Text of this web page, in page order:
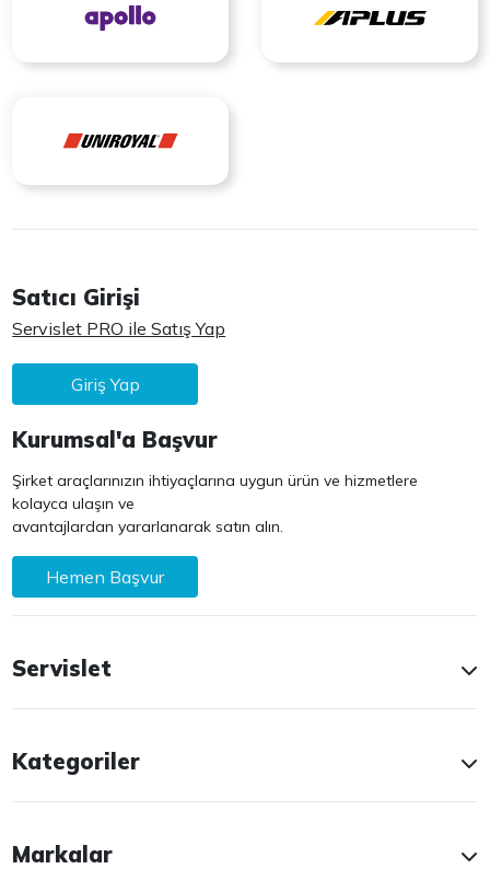
Satıcı Girişi
Servislet PRO ile Satış Yap
Giriş Yap
Kurumsal'a Başvur
Şirket araçlarınızın ihtiyaçlarına uygun ürün ve hizmetlere
kolayca ulaşın ve
avantajlardan yararlanarak satın alın.
Hemen Başvur
Servislet
Kategoriler
Markalar